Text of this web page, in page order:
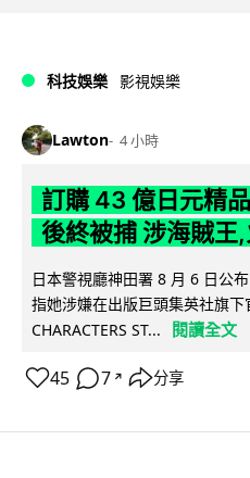
科技娛樂 影視娛樂
Lawton 4 小時
訂購 43 億日元精
後終被捕 涉海賊王
日本警視廳神田署 8 月 6 日公
指她涉嫌在出版巨頭集英社旗下
CHARACTERS ST...
閱讀全文
45 7 ↗ 分享